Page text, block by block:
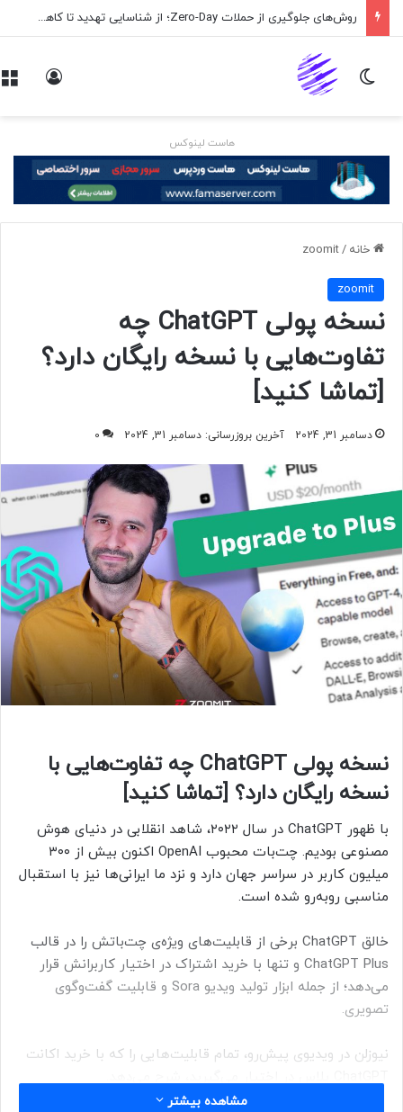
روش‌های جلوگیری از حملات Zero-Day؛ از شناسایی تهدید تا کاهش ریسک
تغییر پوسته
هاست لینوکس
خانه /
zoomit
zoomit
نسخه پولی ChatGPT چه
تفاوت‌هایی با نسخه رایگان دارد؟
[تماشا کنید]
دسامبر 31, 2024 آخرین بروزرسانی: دسامبر 31, 2024 0
نسخه پولی ChatGPT چه تفاوت‌هایی با
نسخه رایگان دارد؟ [تماشا کنید]
با ظهور ChatGPT در سال ۲۰۲۲، شاهد انقلابی در دنیای هوش
مصنوعی بودیم. چت‌بات محبوب OpenAI اکنون بیش‌ از ۳۰۰
میلیون کاربر در سراسر جهان دارد و نزد ما ایرانی‌ها نیز با استقبال
مناسبی رو‌به‌رو شده است.
خالق ChatGPT برخی از قابلیت‌های ویژه‌ی چت‌باتش را در قالب
ChatGPT Plus و تنها با خرید اشتراک در اختیار کاربرانش قرار
می‌دهد؛ از جمله ابزار تولید ویدیو Sora و قابلیت گفت‌وگوی
تصویری.
نیوزلن در ویدیوی پیش‌رو، تمام قابلیت‌هایی را که با خرید اکانت
مشاهده بیشتر